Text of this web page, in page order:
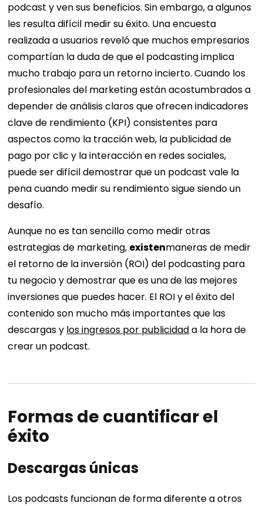
podcast y ven sus beneficios. Sin embargo, a algunos
les resulta difícil medir su éxito. Una encuesta
realizada a usuarios reveló que muchos empresarios
compartían la duda de que el podcasting implica
mucho trabajo para un retorno incierto. Cuando los
profesionales del marketing están acostumbrados a
depender de análisis claros que ofrecen indicadores
clave de rendimiento (KPI) consistentes para
aspectos como la tracción web, la publicidad de
pago por clic y la interacción en redes sociales,
puede ser difícil demostrar que un podcast vale la
pena cuando medir su rendimiento sigue siendo un
desafío.
Aunque no es tan sencillo como medir otras
estrategias de marketing, existenmaneras de medir
el retorno de la inversión (ROI) del podcasting para
tu negocio y demostrar que es una de las mejores
inversiones que puedes hacer. El ROI y el éxito del
contenido son mucho más importantes que las
descargas y los ingresos por publicidada la hora de
crear un podcast.
Formas de cuantificar el
éxito
Descargas únicas
Los podcasts funcionan de forma diferente a otros